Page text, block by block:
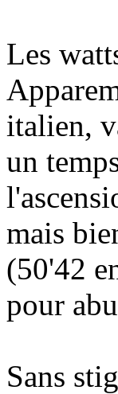
Les
italien,
un
mais
(50'42
pour
Sans